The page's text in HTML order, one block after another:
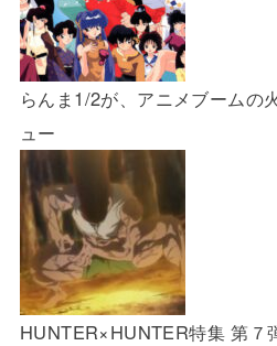
らんま1/2が、アニメブームの
ュー
HUNTER×HUNTER特集 第７